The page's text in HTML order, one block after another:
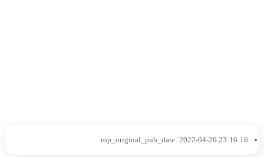
rop_original_pub_date: 2022-04-20 23:16:16